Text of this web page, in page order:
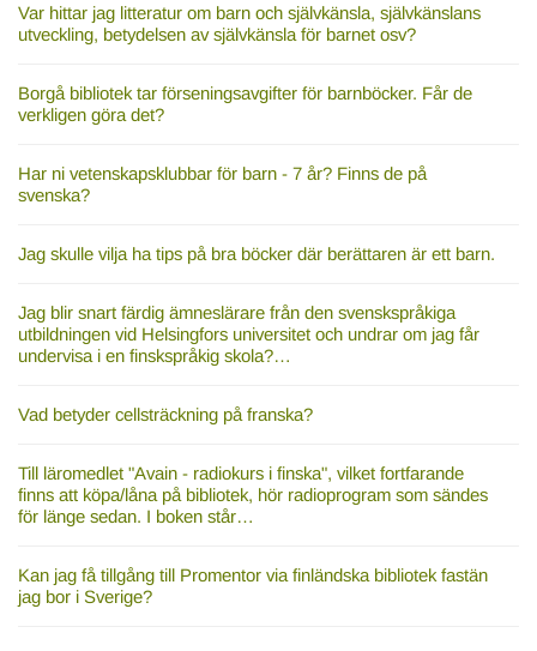
Var hittar jag litteratur om barn och självkänsla, självkänslans
utveckling, betydelsen av självkänsla för barnet osv?
Borgå bibliotek tar förseningsavgifter för barnböcker. Får de
verkligen göra det?
Har ni vetenskapsklubbar för barn - 7 år? Finns de på
svenska?
Jag skulle vilja ha tips på bra böcker där berättaren är ett barn.
Jag blir snart färdig ämneslärare från den svenskspråkiga
utbildningen vid Helsingfors universitet och undrar om jag får
undervisa i en finskspråkig skola?…
Vad betyder cellsträckning på franska?
Till läromedlet "Avain - radiokurs i finska", vilket fortfarande
finns att köpa/låna på bibliotek, hör radioprogram som sändes
för länge sedan. I boken står…
Kan jag få tillgång till Promentor via finländska bibliotek fastän
jag bor i Sverige?